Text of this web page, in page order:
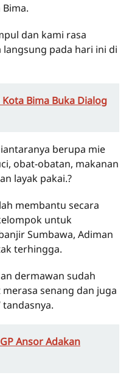
dan kami rasa
pada hari ini di
Bima Buka Dialog
berupa mie
obat-obatan, makanan
layak pakai.?
membantu secara
untuk
Sumbawa, Adiman
terhingga.
dermawan sudah
senang dan juga
Ansor Adakan